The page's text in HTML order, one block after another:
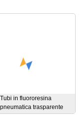
Tubi in fluororesina
pneumatica trasparente
ad alta purezza a spirale